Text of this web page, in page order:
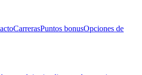
CarrerasPuntos bonusOpciones de